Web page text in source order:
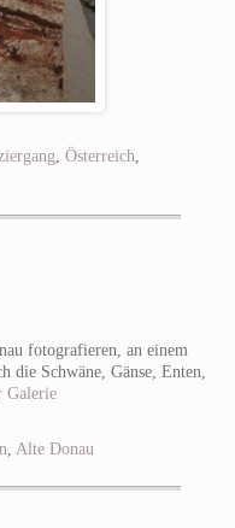
, Österreich,
fotografieren, an einem
die Schwäne, Gänse, Enten,
Galerie
, Alte Donau